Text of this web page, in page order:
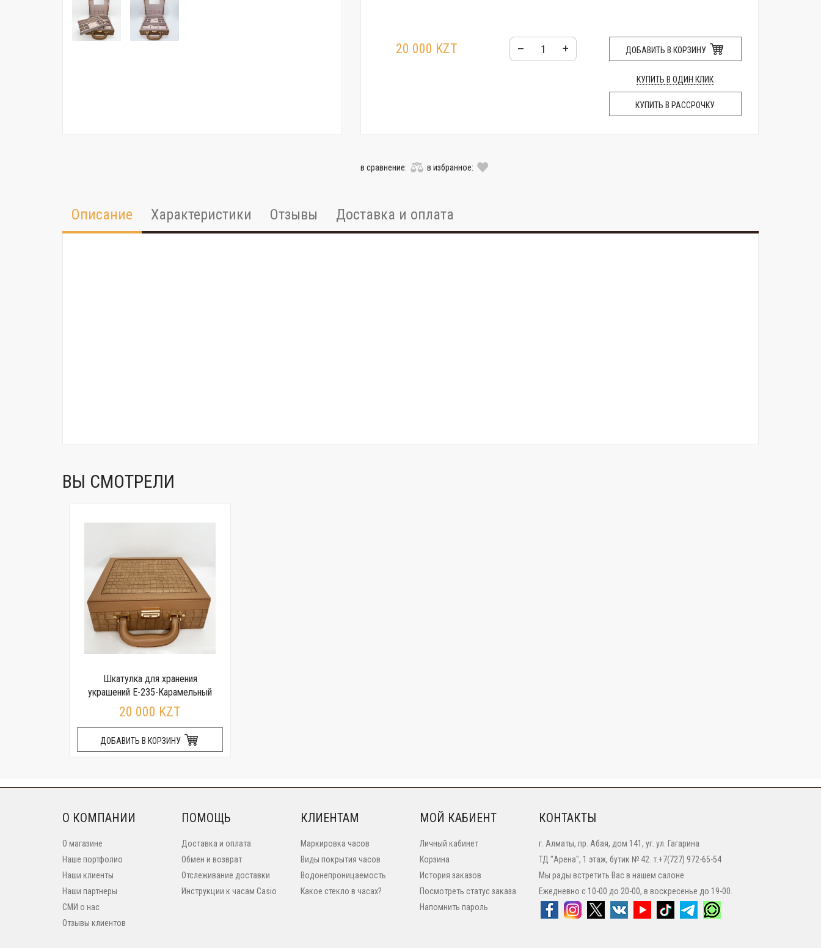
20 000 KZT – + ДОБАВИТЬ В КОРЗИНУ
КУПИТЬ В ОДИН КЛИК
КУПИТЬ В РАССРОЧКУ
в сравнение: в избранное:
Описание Характеристики Отзывы Доставка и оплата
ВЫ СМОТРЕЛИ
Шкатулка для хранения
украшений E-235-Карамельный
20 000 KZT
ДОБАВИТЬ В КОРЗИНУ
О КОМПАНИИ
О магазине
Наше портфолио
Наши клиенты
Наши партнеры
СМИ о нас
Отзывы клиентов
ПОМОЩЬ
Доставка и оплата
Обмен и возврат
Отслеживание доставки
Инструкции к часам Casio
КЛИЕНТАМ
Маркировка часов
Виды покрытия часов
Водонепроницаемость
Какое стекло в часах?
МОЙ КАБИЕНТ
Личный кабинет
Корзина
История заказов
Посмотреть статус заказа
Напомнить пароль
КОНТАКТЫ
г. Алматы, пр. Абая, дом 141, уг. ул. Гагарина
ТД "Арена", 1 этаж, бутик № 42. т.+7(727) 972-65-54
Мы рады встретить Вас в нашем салоне
Ежедневно с 10-00 до 20-00, в воскресенье до 19-00.